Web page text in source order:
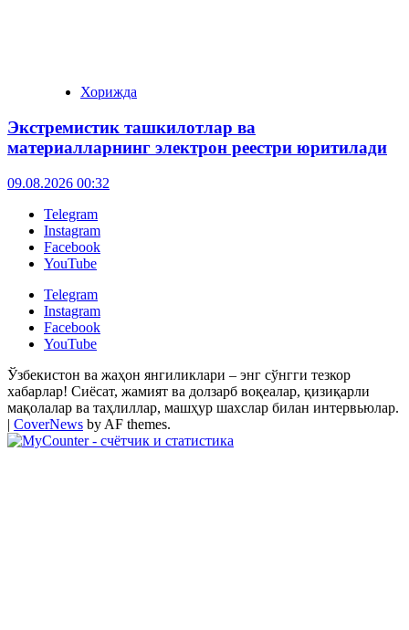
Хорижда
Экстремистик ташкилотлар ва
материалларнинг электрон реестри юритилади
09.08.2026 00:32
Telegram
Instagram
Facebook
YouTube
Telegram
Instagram
Facebook
YouTube
Ўзбекистон ва жаҳон янгиликлари – энг сўнгги тезкор
хабарлар! Сиёсат, жамият ва долзарб воқеалар, қизиқарли
мақолалар ва таҳлиллар, машҳур шахслар билан интервьюлар.
| CoverNews by AF themes.